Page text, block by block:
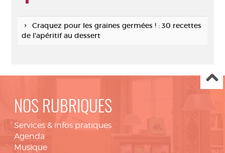
Craquez pour les graines germées ! : 30 recettes
de l'apéritif au dessert
NOS RUBRIQUES
Services & infos pratiques
Agenda
Musique